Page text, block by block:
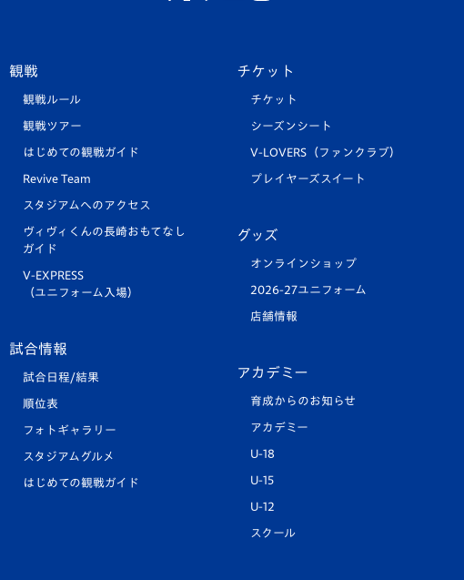
観戦
観戦ルール
観戦ツアー
はじめての観戦ガイド
Revive Team
スタジアムへのアクセス
ヴィヴィくんの長崎おもてなし
ガイド
V-EXPRESS
（ユニフォーム入場）
試合情報
試合日程/結果
順位表
フォトギャラリー
スタジアムグルメ
はじめての観戦ガイド
チケット
チケット
シーズンシート
V-LOVERS（ファンクラブ）
プレイヤーズスイート
グッズ
オンラインショップ
2026-27ユニフォーム
店舗情報
アカデミー
育成からのお知らせ
アカデミー
U-18
U-15
U-12
スクール